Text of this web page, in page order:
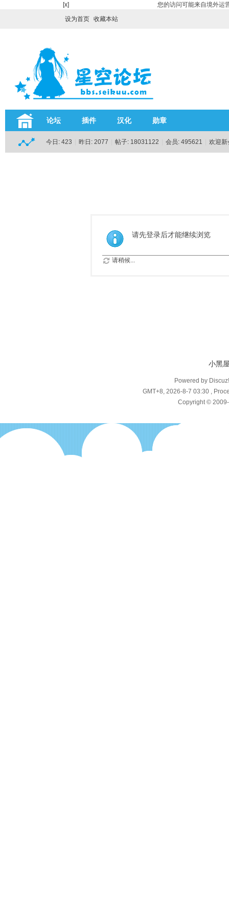
[x]
您的访问可能来自境外运
设为首页
收藏本站
论坛 插件 汉化 勋章
今日: 423 昨日: 2077 帖子: 18031122 会员: 495621 欢迎
请先登录后才能继续浏览
请稍候...
小黑
Powered by
GMT+8, 2026-8-7 03:30 ,
Copyright ©